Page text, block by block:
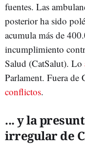
fuentes. Las
posterior ha sido
acumula más de
incumplimiento
Salud (CatSalut). Lo
Parlament. Fuera de
conflictos.
... y la
irregular de